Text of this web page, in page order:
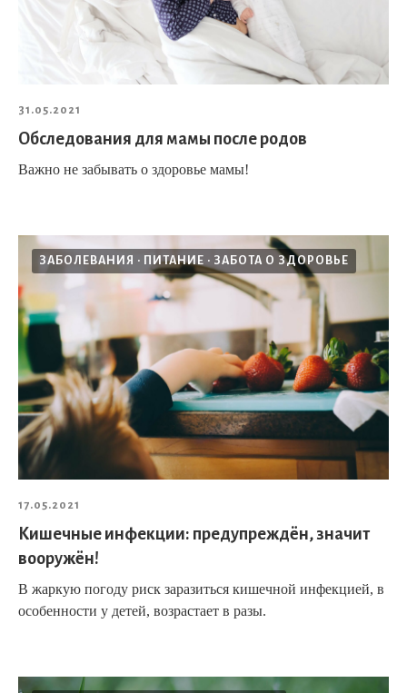
31.05.2021
Обследования для мамы после родов
Важно не забывать о здоровье мамы!
ЗАБОЛЕВАНИЯ ПИТАНИЕ ЗАБОТА О ЗДОРОВЬЕ
17.05.2021
Кишечные инфекции: предупреждён, значит
вооружён!
В жаркую погоду риск заразиться кишечной инфекцией, в
особенности у детей, возрастает в разы.